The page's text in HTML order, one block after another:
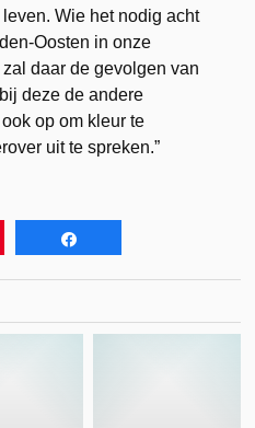
Wie het nodig acht
Oosten in onze
daar de gevolgen van
deze de andere
op om kleur te
uit te spreken.”